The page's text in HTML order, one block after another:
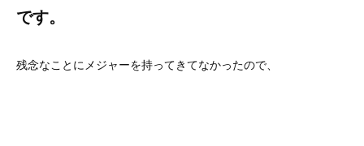
です。
残念なことにメジャーを持ってきてなかったので、